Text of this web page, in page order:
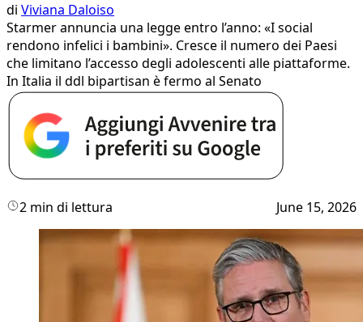
di Viviana Daloiso
Starmer annuncia una legge entro l’anno: «I social
rendono infelici i bambini». Cresce il numero dei Paesi
che limitano l’accesso degli adolescenti alle piattaforme.
In Italia il ddl bipartisan è fermo al Senato
2 min di lettura June 15, 2026